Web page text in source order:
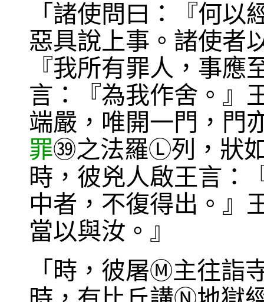
「諸使問曰：『何
惡具說上事。諸使者
『我所有罪人，事
言：『為我作舍。』
端嚴，唯開一門，門
罪㊴之法羅Ⓛ列，狀
時，彼兇人啟王言：
中者，不復得出。』
當以與汝。』
「時，彼屠Ⓜ主往詣